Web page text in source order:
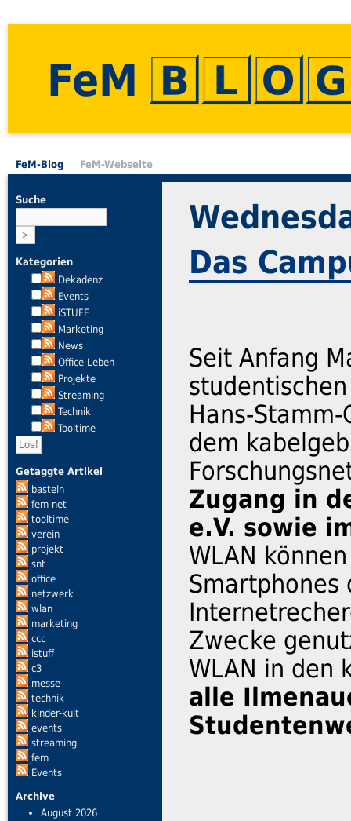
FeM
FeM-Blog FeM-Webseite
Suche
Kategorien
Dekadenz
Events
iSTUFF
Marketing
News
Office-Leben
Projekte
Streaming
Technik
Tooltime
Getaggte Artikel
basteln
fem-net
tooltime
verein
projekt
snt
office
netzwerk
wlan
marketing
ccc
istuff
c3
messe
technik
kinder-kult
events
streaming
fem
Events
Archive
August 2026
Das
Seit Anfang
Hans-
dem
Zugang in
e.V. sowie
WLAN
Smartphones
Zwecke
WLAN in den
alle